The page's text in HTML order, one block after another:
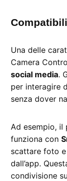
Una delle
Camera
social media.
per interagire
senza dover
Ad esempio, il
funziona con
scattare foto
dall’app.
condivisione